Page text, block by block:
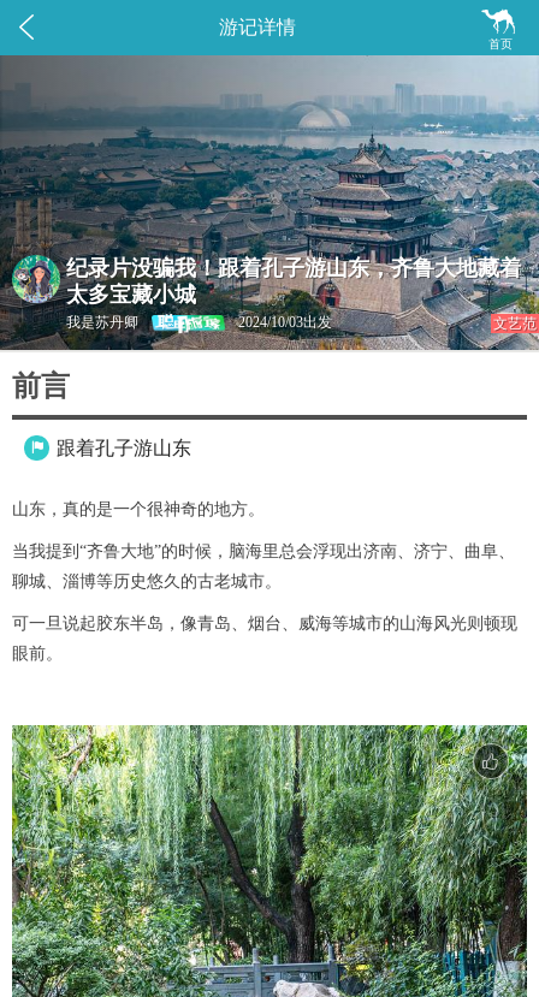
 
首页
游记详情
纪录片没骗我！跟着孔子游山东，齐鲁大地藏着
太多宝藏小城
我是苏丹卿 2024/10/03出发 文艺范
前言
 跟着孔子游山东
山东，真的是一个很神奇的地方。
当我提到“齐鲁大地”的时候，脑海里总会浮现出济南、济宁、曲阜、
聊城、淄博等历史悠久的古老城市。
可一旦说起胶东半岛，像青岛、烟台、威海等城市的山海风光则顿现
眼前。